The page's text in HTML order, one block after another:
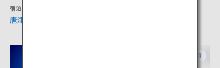
宿泊
唐津温泉旅館 洋々閣
佐賀